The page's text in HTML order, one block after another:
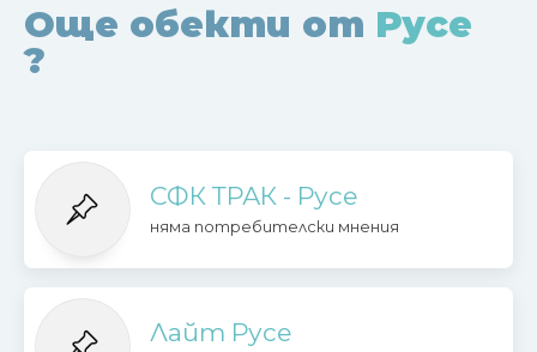
Още обекти от Русе
?
СФК ТРАК - Русе
няма потребителски мнения
Лайт Русе